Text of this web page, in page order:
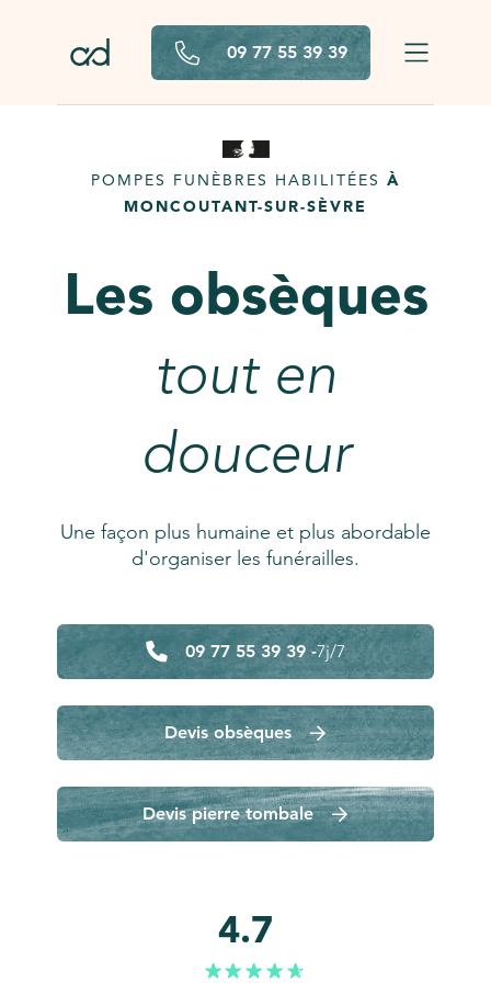
09 77 55 39 39
POMPES FUNÈBRES HABILITÉES À
MONCOUTANT-SUR-SÈVRE
Les obsèques
tout en
douceur
Une façon plus humaine et plus abordable
d'organiser les funérailles.
09 77 55 39 39 -7j/7
Devis obsèques
Devis pierre tombale
4.7